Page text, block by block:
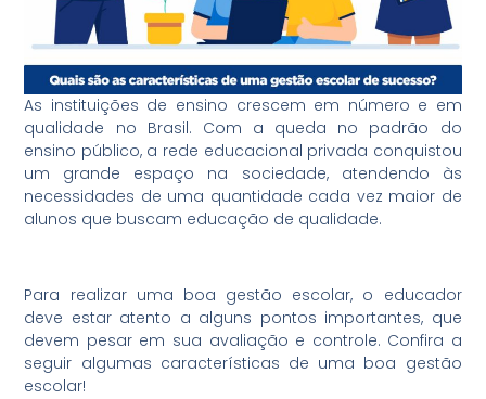
As instituições de ensino crescem em número e em
qualidade no Brasil. Com a queda no padrão do
ensino público, a rede educacional privada conquistou
um grande espaço na sociedade, atendendo às
necessidades de uma quantidade cada vez maior de
alunos que buscam educação de qualidade.
Para realizar uma boa gestão escolar, o educador
deve estar atento a alguns pontos importantes, que
devem pesar em sua avaliação e controle. Confira a
seguir algumas características de uma boa gestão
escolar!